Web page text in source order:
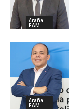
Araña
RAM
Araña
RAM